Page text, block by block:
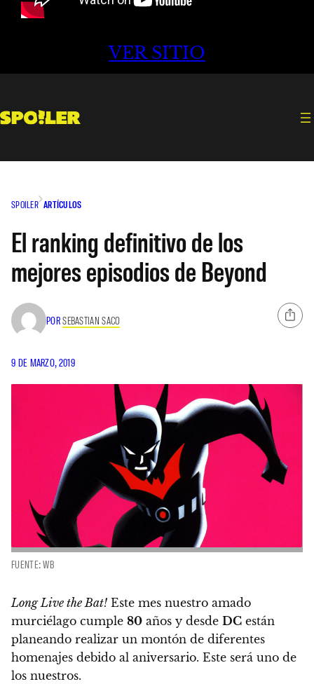
VER SITIO
SPOILER ARTÍCULOS
El ranking definitivo de los
mejores episodios de Beyond
PORSEBASTIAN SACO
9 DE MARZO, 2019
FUENTE: WB
Long Live the Bat! Este mes nuestro amado
murciélago cumple 80 años y desde DC están
planeando realizar un montón de diferentes
homenajes debido al aniversario. Este será uno de
los nuestros.